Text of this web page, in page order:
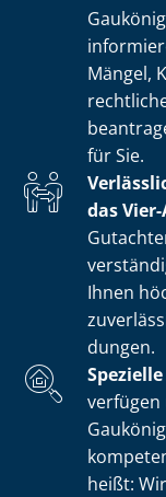
Mängel,
für Sie.
das
Ihnen
dun­gen.
heißt: